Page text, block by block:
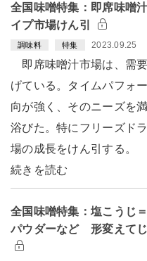
全国味噌特集：即席味噌
イプ市場けん引
調味料 特集 2023.09.25
即席味噌汁市場は、需
げている。タイムパフォ
向が強く、そのニーズを
浴びた。特にフリーズド
場の成長をけん引する
続きを読む
全国味噌特集：塩こうじ
パウダーなど 形変えて